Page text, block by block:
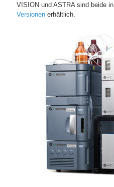
VISION und ASTRA sind beide in
Versionen erhältlich.